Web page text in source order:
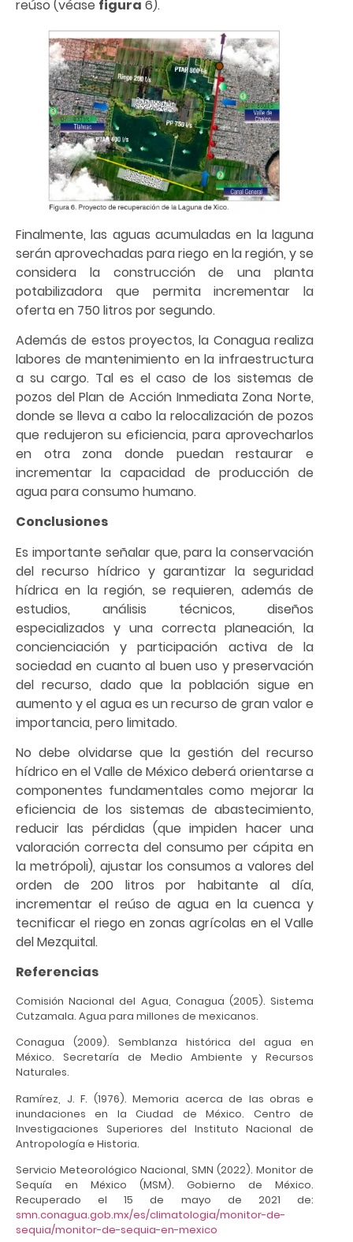
reúso (véase figura 6).
Finalmente, las aguas acumuladas en la laguna
serán aprovechadas para riego en la región, y se
considera la construcción de una planta
potabilizadora que permita incrementar la
oferta en 750 litros por segundo.
Además de estos proyectos, la Conagua realiza
labores de mantenimiento en la infraestructura
a su cargo. Tal es el caso de los sistemas de
pozos del Plan de Acción Inmediata Zona Norte,
donde se lleva a cabo la relocalización de pozos
que redujeron su eficiencia, para aprovecharlos
en otra zona donde puedan restaurar e
incrementar la capacidad de producción de
agua para consumo humano.
Conclusiones
Es importante señalar que, para la conservación
del recurso hídrico y garantizar la seguridad
hídrica en la región, se requieren, además de
estudios, análisis técnicos, diseños
especializados y una correcta planeación, la
concienciación y participación activa de la
sociedad en cuanto al buen uso y preservación
del recurso, dado que la población sigue en
aumento y el agua es un recurso de gran valor e
importancia, pero limitado.
No debe olvidarse que la gestión del recurso
hídrico en el Valle de México deberá orientarse a
componentes fundamentales como mejorar la
eficiencia de los sistemas de abastecimiento,
reducir las pérdidas (que impiden hacer una
valoración correcta del consumo per cápita en
la metrópoli), ajustar los consumos a valores del
orden de 200 litros por habitante al día,
incrementar el reúso de agua en la cuenca y
tecnificar el riego en zonas agrícolas en el Valle
del Mezquital.
Referencias
Comisión Nacional del Agua, Conagua (2005). Sistema
Cutzamala. Agua para millones de mexicanos.
Conagua (2009). Semblanza histórica del agua en
México. Secretaría de Medio Ambiente y Recursos
Naturales.
Ramírez, J. F. (1976). Memoria acerca de las obras e
inundaciones en la Ciudad de México. Centro de
Investigaciones Superiores del Instituto Nacional de
Antropología e Historia.
Servicio Meteorológico Nacional, SMN (2022). Monitor de
Sequía en México (MSM). Gobierno de México.
Recuperado el 15 de mayo de 2021 de:
smn.conagua.gob.mx/es/climatologia/monitor-de-
sequia/monitor-de-sequia-en-mexico